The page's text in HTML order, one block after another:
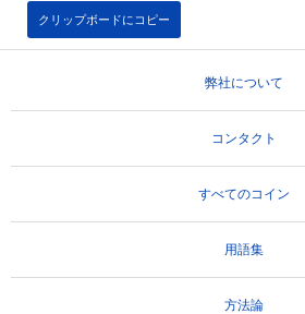
クリップボードにコピー
弊社について
コンタクト
すべてのコイン
用語集
方法論